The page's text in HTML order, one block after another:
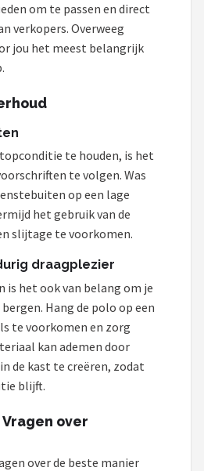
om te passen en direct
verkopers. Overweeg
jou het meest belangrijk
te houden, is het
te volgen. Was
op een lage
het gebruik van de
slijtage te voorkomen.
draagplezier
is het ook van belang om je
Hang de polo op een
te voorkomen en zorg
kan ademen door
de kast te creëren, zodat
blijft.
over
over de beste manier